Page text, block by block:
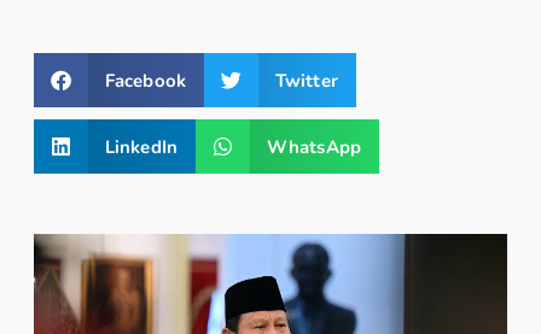
Facebook Twitter
LinkedIn WhatsApp